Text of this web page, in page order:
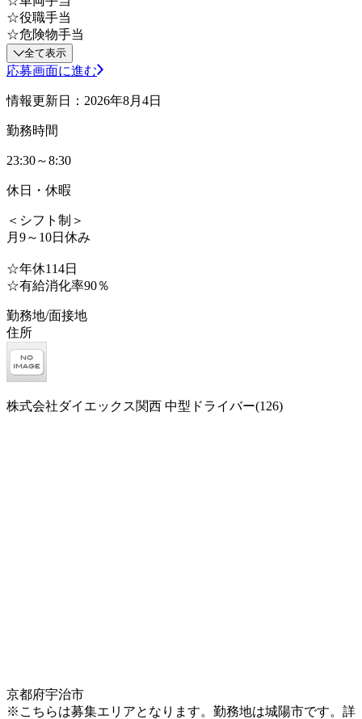
☆役職手当
☆危険物手当
全て表示
応募画面に進む
情報更新日：2026年8月4日
勤務時間
23:30～8:30
休日・休暇
＜シフト制＞
月9～10日休み
☆年休114日
☆有給消化率90％
勤務地/面接地
住所
株式会社ダイエックス関西 中型ドライバー(126)
京都府宇治市
※こちらは募集エリアとなります。勤務地は城陽市です。詳